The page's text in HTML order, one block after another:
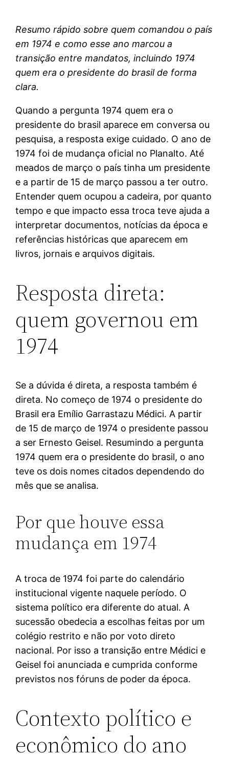
Resumo rápido sobre quem comandou o país
em 1974 e como esse ano marcou a
transição entre mandatos, incluindo 1974
quem era o presidente do brasil de forma
clara.
Quando a pergunta 1974 quem era o
presidente do brasil aparece em conversa ou
pesquisa, a resposta exige cuidado. O ano de
1974 foi de mudança oficial no Planalto. Até
meados de março o país tinha um presidente
e a partir de 15 de março passou a ter outro.
Entender quem ocupou a cadeira, por quanto
tempo e que impacto essa troca teve ajuda a
interpretar documentos, notícias da época e
referências históricas que aparecem em
livros, jornais e arquivos digitais.
Resposta direta:
quem governou em
1974
Se a dúvida é direta, a resposta também é
direta. No começo de 1974 o presidente do
Brasil era Emílio Garrastazu Médici. A partir
de 15 de março de 1974 o presidente passou
a ser Ernesto Geisel. Resumindo a pergunta
1974 quem era o presidente do brasil, o ano
teve os dois nomes citados dependendo do
mês que se analisa.
Por que houve essa
mudança em 1974
A troca de 1974 foi parte do calendário
institucional vigente naquele período. O
sistema político era diferente do atual. A
sucessão obedecia a escolhas feitas por um
colégio restrito e não por voto direto
nacional. Por isso a transição entre Médici e
Geisel foi anunciada e cumprida conforme
previstos nos fóruns de poder da época.
Contexto político e
econômico do ano